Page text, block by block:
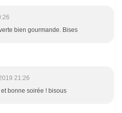
bien gourmande. Bises
21:26
bonne soirée ! bisous